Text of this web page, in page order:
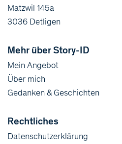
Matzwil 145a
3036 Detligen
Mehr über Story-ID
Mein Angebot
Über mich
Gedanken & Geschichten
Rechtliches
Datenschutzerklärung